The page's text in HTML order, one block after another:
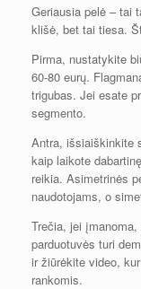
Geriausia pelė – tai
klišė, bet tai tiesa.
Pirma, nustatykite
60-80 eurų.
trigubas. Jei esate
segmento.
Antra, išsiaiškinkite
kaip laikote
reikia. Asimetrinės
naudotojams, o
Trečia, jei
parduotuvės turi
ir žiūrėkite video,
rankomis.